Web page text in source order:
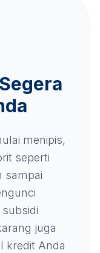
menipis,
seperti
sampai
juga
kredit Anda